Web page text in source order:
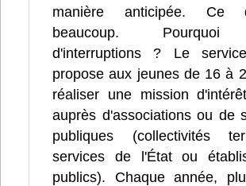
manière anticipée. Ce
beaucoup. Pourquoi
d'interruptions ? Le
propose aux jeunes de 16 à
réaliser une mission
auprès d'associations ou de
publiques (collectivités
services de l'État ou
publics). Chaque année,